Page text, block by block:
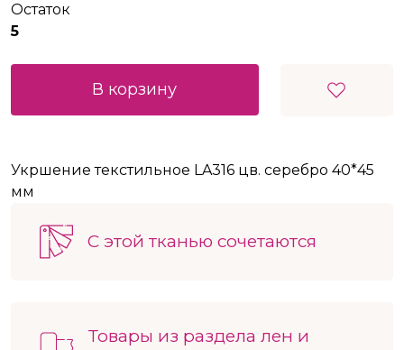
Остаток
5
В корзину
Укршение текстильное LA316 цв. серебро 40*45
мм
С этой тканью сочетаются
Товары из раздела лен и